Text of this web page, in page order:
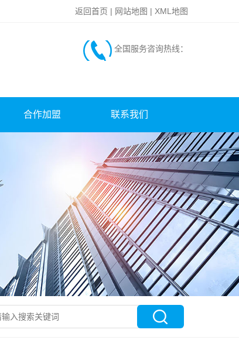
返回首页 | 网站地图 | XML地图
全国服务咨询热线：
合作加盟 联系我们